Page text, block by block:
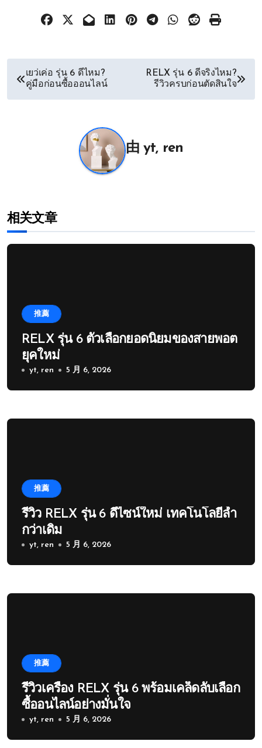
文
章
เยว่เค่อ รุ่น 6 ดีไหม?
คู่มือก่อนซื้อออนไลน์
RELX รุ่น 6 ดีจริงไหม?
รีวิวครบก่อนตัดสินใจ
由yt, ren
相关文章
推薦
RELX รุ่น 6 ตัวเลือกยอดนิยมของสายพอต
ยุคใหม่
yt, ren 5 月 6, 2026
推薦
รีวิว RELX รุ่น 6 ดีไซน์ใหม่ เทคโนโลยีล้ำ
กว่าเดิม
yt, ren 5 月 6, 2026
推薦
รีวิวเครื่อง RELX รุ่น 6 พร้อมเคล็ดลับเลือก
ซื้ออนไลน์อย่างมั่นใจ
yt, ren 5 月 6, 2026